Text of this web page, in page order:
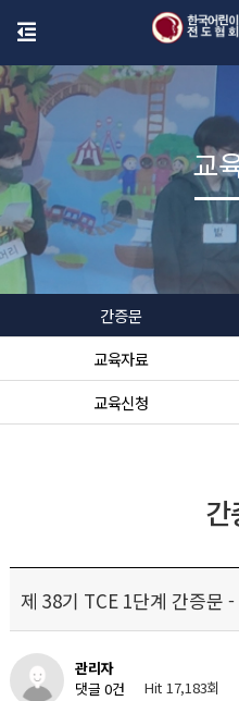
간증문
교육자료
교육신청
교
간
제 38기 TCE 1단계 간증문
관리자
댓글 0건
Hit 17,183회